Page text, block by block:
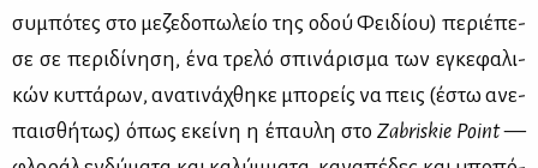
συ­μπό­τες στο με­ζε­δο­πω­λείο της οδού Φει­δί­ου) πε­ριέ­πε­
σε σε πε­ρι­δί­νη­ση, ένα τρε­λό σπι­νά­ρι­σμα των εγκε­φα­λι­
κών κυτ­τά­ρων, ανα­τι­νά­χθη­κε μπο­ρείς να πεις (έστω ανε­
παι­σθή­τως) όπως εκεί­νη η έπαυ­λη στο Zabriskie Point—